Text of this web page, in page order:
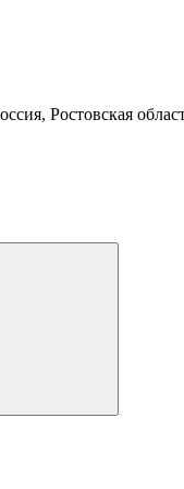
Ростовская